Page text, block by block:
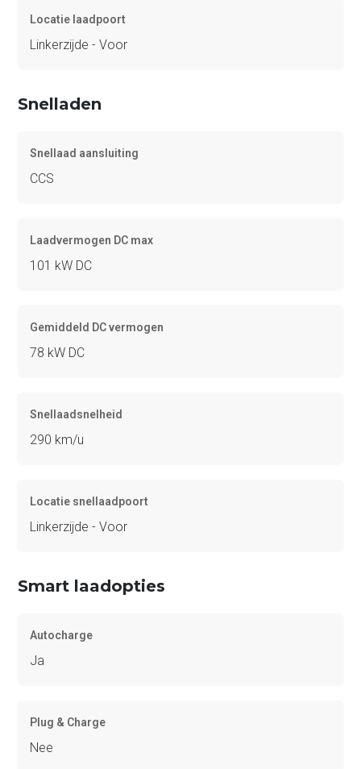
Locatie laadpoort
Linkerzijde - Voor
Snelladen
Snellaad aansluiting
CCS
Laadvermogen DC max
101 kW DC
Gemiddeld DC vermogen
78 kW DC
Snellaadsnelheid
290 km/u
Locatie snellaadpoort
Linkerzijde - Voor
Smart laadopties
Autocharge
Ja
Plug & Charge
Nee